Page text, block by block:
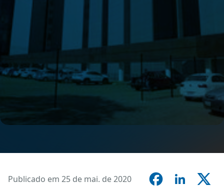
Publicado em 25 de mai. de 2020